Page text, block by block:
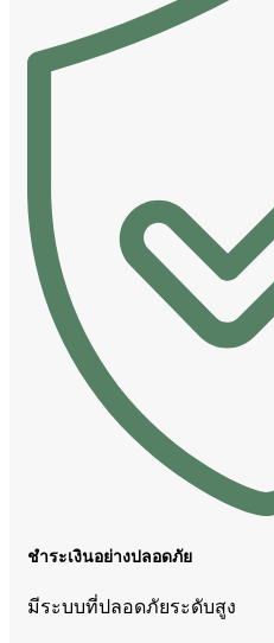
ชำระเงินอย่างปลอดภัย
มีระบบที่ปลอดภัยระดับสูง